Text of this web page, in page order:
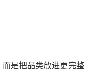
是把品类放进更完整